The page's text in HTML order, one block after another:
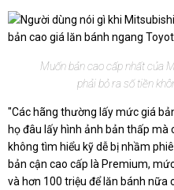
Muốn bản cao cấp nhất của
phải bỏ ra số tiền
"Các hãng thường lấy mức giá
họ đâu lấy hình ảnh bản thấp
không tìm hiểu kỹ dễ bị nhầm
bản cận cao cấp là Premium,
và hơn 100 triệu để lăn bánh nữa